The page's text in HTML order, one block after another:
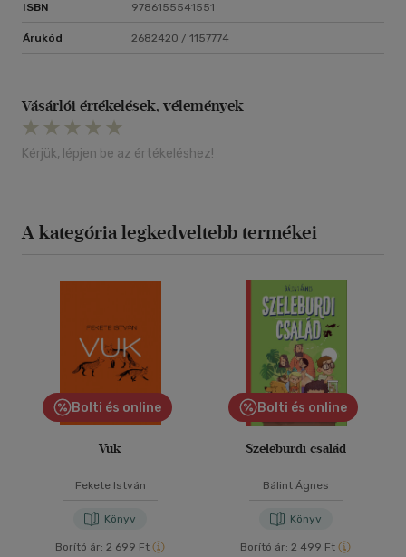
ISBN 9786155541551
Árukód 2682420 / 1157774
Vásárlói értékelések, vélemények
Kérjük, lépjen be az értékeléshez!
A kategória legkedveltebb termékei
Bolti és online
Vuk
Fekete István
Könyv
Borító ár: 2 699 Ft
Bolti és online
Szeleburdi család
Bálint Ágnes
Könyv
Borító ár: 2 499 Ft